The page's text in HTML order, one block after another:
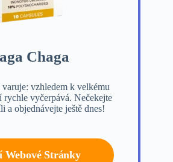
Chaga
vzhledem k velkému
rychle vyčerpává. Nečekejte
a objednávejte ještě dnes!
Webové Stránky